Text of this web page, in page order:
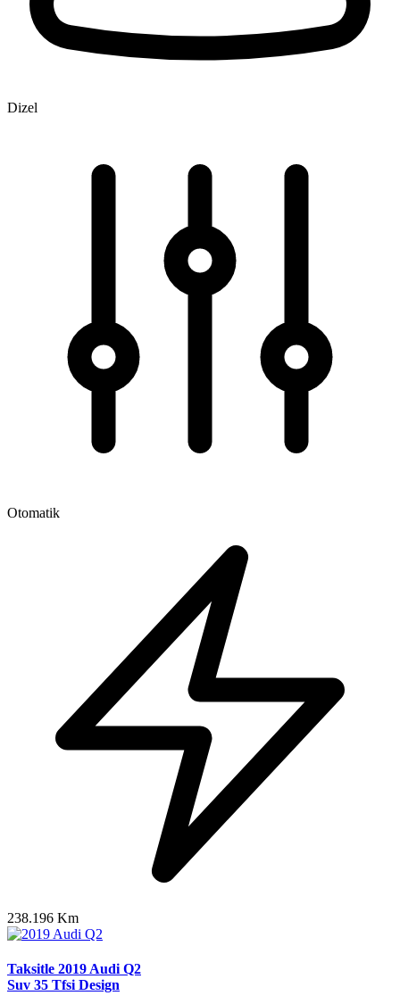
Dizel
Otomatik
238.196 Km
Taksitle 2019 Audi Q2
Suv 35 Tfsi Design